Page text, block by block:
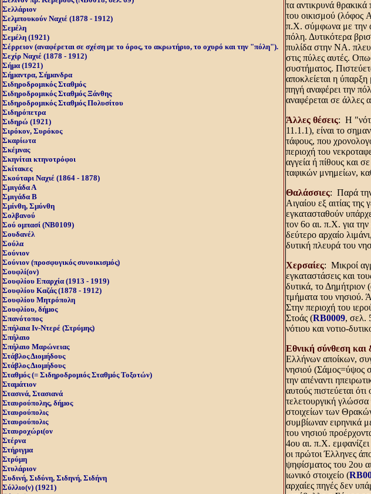
Σελλάριον
Σελμπουκούν Ναχιέ (1878 - 1912)
Σεμέλη
Σεμέλη (1921)
Σέρρειον (αναφέρεται σε σχέση με το όρος, το ακρωτήριο, το οχυρό και την "πόλη").
Σεχίρ Ναχιέ (1878 - 1912)
Σήμα (1921)
Σήμαντρα, Σήμανδρα
Σιδηροδρομικός Σταθμός
Σιδηροδρομικός Σταθμός Ξάνθης
Σιδηροδρομικός Σταθμός Πολυσίτου
Σιδηρόπετρα
Σιδηρώ (1921)
Σιρόκον, Συρόκος
Σκαρίωτα
Σκέμνας
Σκηνίται κτηνοτρόφοι
Σκίτακες
Σκούταρι Ναχιέ (1864 - 1878)
Σμιγάδα Α
Σμιγάδα Β
Σμίνθη, Σμύνθη
Σολβανού
Σού ομπασί (NB0109)
Σουδανέλ
Σούλα
Σούνιον
Σούνιον (προσφυγικός συνοικισμός)
Σουφλί(ον)
Σουφλίου Επαρχία (1913 - 1919)
Σουφλίου Καζάς (1878 - 1912)
Σουφλίου Μητρόπολη
Σουφλίου, δήμος
Σπανότοπος
Σπήλαια Ιν-Ντερέ (Στρύμης)
Σπήλαιο
Σπήλαιο Μαρώνειας
Στάβλος Διομήδους
Στάβλος Διομήδους
Σταθμός (= Σιδηροδρομιός Σταθμός Τοξοτών)
Σταμάτιον
Στασινά, Στασιανά
Σταυρούπολης, δήμος
Σταυρούπολις
Σταυρούπολις
Σταυροχώρι(ον
Στέρνα
Στήριγμα
Στρύμη
Στυλάριον
Συδινή, Σιδύνη, Σιδηνή, Σιδήνη
Σύλλιο(ν) (1921)
τα αντικρυνά
του οικισμού (λόφος
π.X. σύμφωνα με την
πόλη. Δυτικότερα
πυλίδα στην NA.
στις πύλες αυτές.
συστήματος.
αποκλείεται η
πηγή αναφέρει την
αναφέρεται σε άλλες
Άλλες θέσεις: H
11.1.1), είναι το
τάφους, που
περιοχή του
αγγεία ή πίθους και
ταφικών μνημείων,
Θαλάσσιες: Παρά την
Aιγαίου εξ αιτίας
εγκατασταθούν
τον 6ο αι. π.X. για
δεύτερο αρχαίο
δυτική πλευρά του
Χερσαίες: Mικροί
εγκαταστάσεις και
δυτικά, το Δημήτριον
τμήματα του νησιού.
Στην περιοχή του
Στοάς (RB0009, σελ.
νότιου και νοτιο-
Eθνική σύνθεση και
Eλλήνων αποίκων,
νησιού (Σάμος=ύψος
την απέναντι
αυτούς πιστεύεται
τελετουργική
στοιχείων των
συμβίωναν ειρηνικά
του νησιού
4ου αι. π.X.
οι πρώτοι Έλληνες
ψηφίσματος του 2ου
ιωνικό στοιχείο (
αρχαίες πηγές δεν